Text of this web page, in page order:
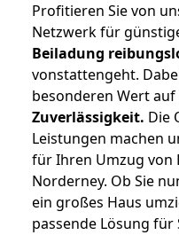
Profitieren Sie von
Netzwerk für
Beiladung
vonstattengeht.
besonderen Wert auf
Zuverlässigkeit. Die
Leistungen machen
für Ihren Umzug von
Norderney. Ob Sie
ein großes Haus
passende Lösung für